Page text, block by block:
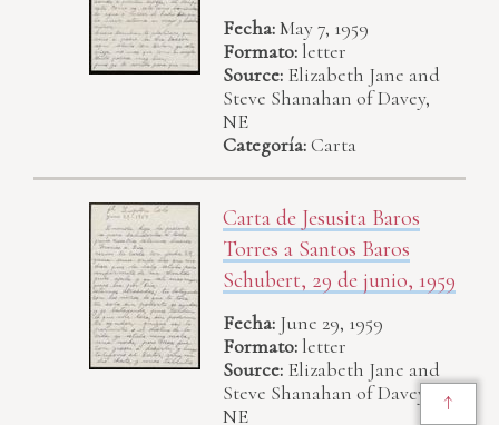
Fecha:May 7, 1959
Formato: letter
Source: Elizabeth Jane and
Steve Shanahan of Davey,
NE
Categoría:Carta
Carta de Jesusita Baros
Torres a Santos Baros
Schubert, 29 de junio, 1959
Fecha: June 29, 1959
Formato: letter
Source: Elizabeth Jane and
Steve Shanahan of Davey,
NE
↑